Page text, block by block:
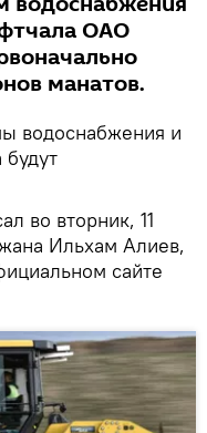
ОАО
манатов.
водоснабжения и
во вторник, 11
Ильхам Алиев,
сайте